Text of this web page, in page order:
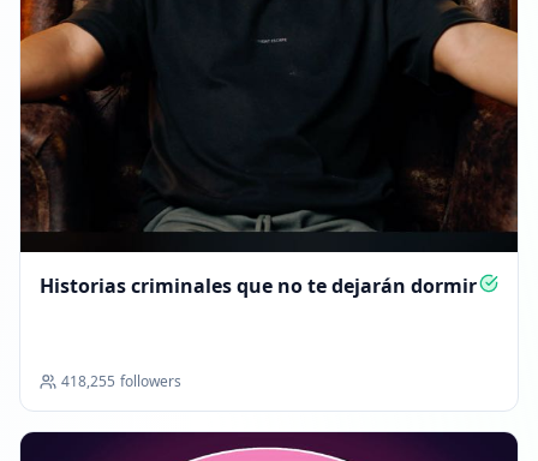
Historias criminales que no te dejarán dormir
418,255 followers